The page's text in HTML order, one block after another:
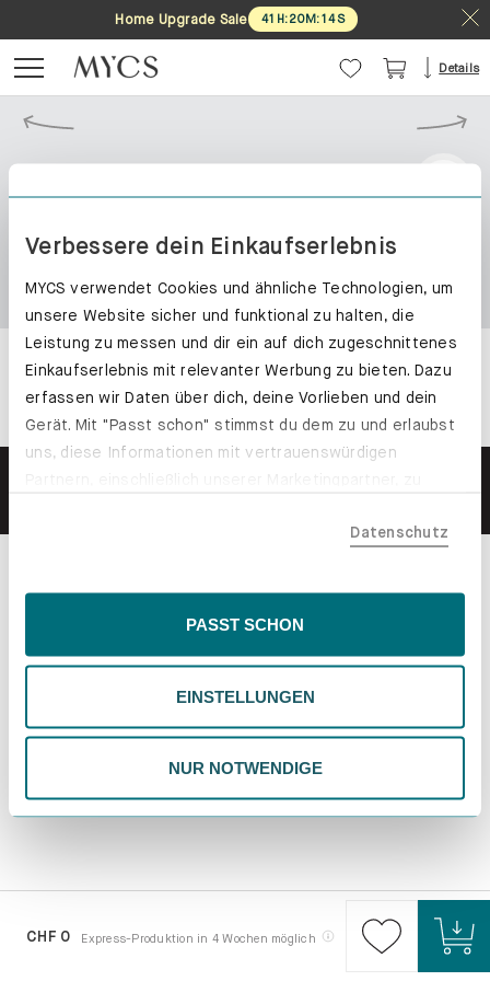
Verbessere dein Einkaufserlebnis
MYCS verwendet Cookies und ähnliche Technologien, um
unsere Website sicher und funktional zu halten, die
Leistung zu messen und dir ein auf dich zugeschnittenes
Einkaufserlebnis mit relevanter Werbung zu bieten. Dazu
erfassen wir Daten über dich, deine Vorlieben und dein
Gerät. Mit "Passt schon" stimmst du dem zu und erlaubst
uns, diese Informationen mit vertrauenswürdigen
der EU, beispielsweise in den USA, verarbeitet werden
Inhalte eingeschränkt sein könnten. Wähle
deiner Präferenzen. Du kannst deine Wahl jederzeit
ändern. Weitere Informationen findest du in unserer
Datenschutzrichtlinie.
Datenschutz
PASST SCHON
EINSTELLUNGEN
NUR NOTWENDIGE
Home Upgrade Sale 41 H:20M: 14S
Details
CHF 0 Express-Produktion in 4 Wochen möglich